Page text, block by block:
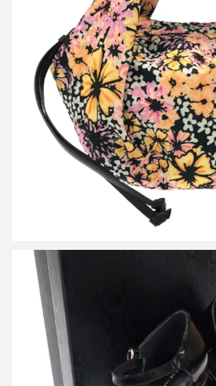
ドリスヴァンノッテン フラワ
買取金額15,000
詳しく見る
ドリスヴァンノッテン チャッキーヒ